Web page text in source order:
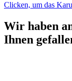
Clicken, um das
Wir haben
Ihnen